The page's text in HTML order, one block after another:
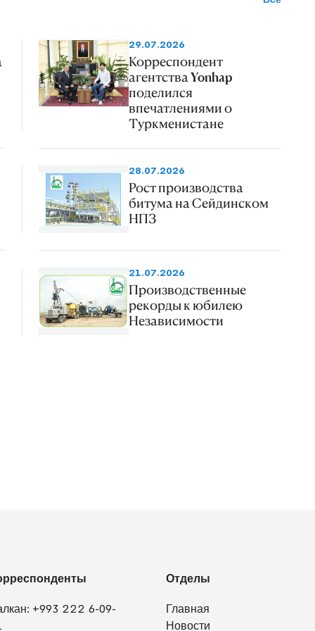
29.07.2026
Корреспондент
агентства Yonhap
поделился
впечатлениями о
Туркменистане
28.07.2026
Рост производства
битума на Сейдинском
НПЗ
21.07.2026
Производственные
рекорды к юбилею
Независимости
+993 222 6-09-
Отделы
Главная
Новости